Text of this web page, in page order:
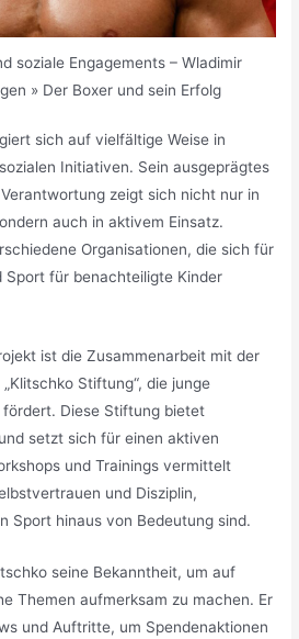
soziale Engagements – Wladimir
» Der Boxer und sein Erfolg
sich auf vielfältige Weise in
Initiativen. Sein ausgeprägtes
zeigt sich nicht nur in
auch in aktivem Einsatz.
Organisationen, die sich für
Sport für benachteiligte Kinder
ist die Zusammenarbeit mit der
Stiftung“, die junge
Diese Stiftung bietet
setzt sich für einen aktiven
und Trainings vermittelt
und Disziplin,
Sport hinaus von Bedeutung sind.
seine Bekanntheit, um auf
Themen aufmerksam zu machen. Er
und Auftritte, um Spendenaktionen